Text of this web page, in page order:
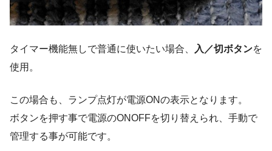
タイマー機能無しで普通に使いたい場合、 入／切ボタンを
使用。
この場合も、ランプ点灯が電源ONの表示となります。
ボタンを押す事で電源のONOFFを切り替えられ、手動で
管理する事が可能です。